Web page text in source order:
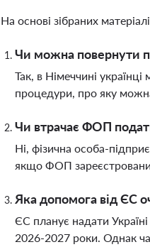
На основі зібраних
Чи можна повернути
Так, в Німеччині
процедури, про яку
Чи втрачає ФОП
Ні, фізична особа-
якщо ФОП
Яка допомога від ЄС
ЄС планує надати
2026-2027 роки. Однак